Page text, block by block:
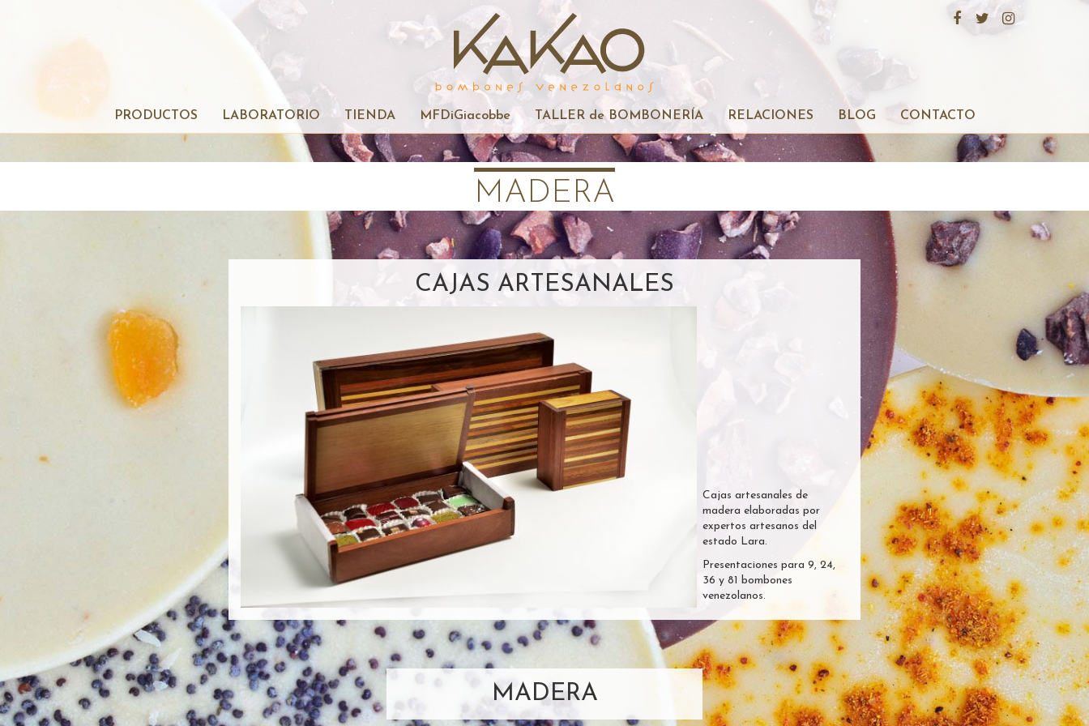
PRODUCTOS LABORATORIO TIENDA MFDiGiacobbe TALLER de BOMBONERÍA RELACIONES BLOG CONTACTO
MADERA
CAJAS ARTESANALES
Cajas artesanales de
madera elaboradas por
expertos artesanos del
estado Lara.
Presentaciones para 9, 24,
36 y 81 bombones
venezolanos.
MADERA